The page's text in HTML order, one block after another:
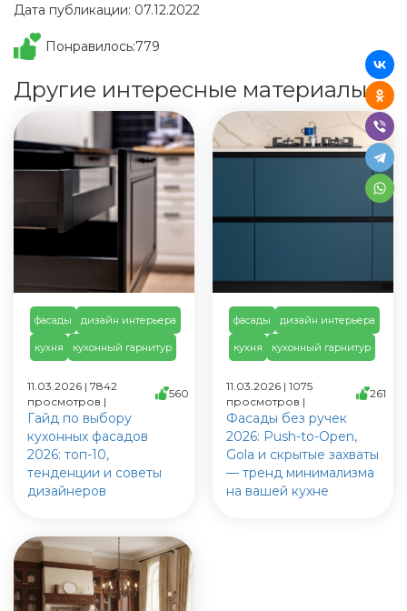
Дата публикации: 07.12.2022
Понравилось:779
Другие интересные материалы
фасады дизайн интерьера
кухня кухонный гарнитур
11.03.2026 | 7842
просмотров |
560
Гайд по выбору
кухонных фасадов
2026: топ-10,
тенденции и советы
дизайнеров
фасады дизайн интерьера
кухня кухонный гарнитур
11.03.2026 | 1075
просмотров |
261
Фасады без ручек
2026: Push-to-Open,
Gola и скрытые захваты
— тренд минимализма
на вашей кухне